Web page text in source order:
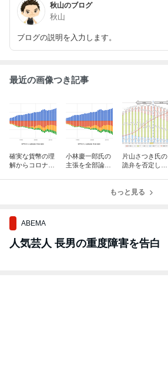
秋山のブログ
秋山
ブログの説明を入力します。
最近の画像つき記事
確実な貨幣の理
解からコロナ不
小林慶一郎氏の
主張を全部論破
片山さつき氏の
詭弁を否定して
もっと見る
ABEMA
人気芸人 長男の重度障害を告白